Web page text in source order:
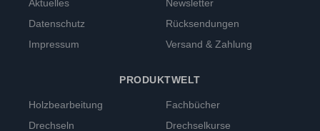
Aktuelles
Datenschutz
Impressum
Newsletter
Rücksendungen
Versand & Zahlung
PRODUKTWELT
Holzbearbeitung
Drechseln
Fachbücher
Drechselkurse